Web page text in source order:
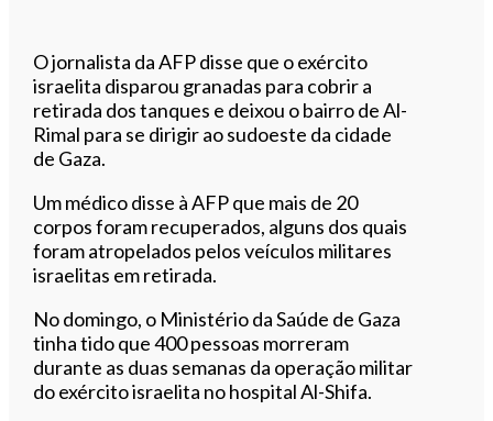
O jornalista da AFP disse que o exército
israelita disparou granadas para cobrir a
retirada dos tanques e deixou o bairro de Al-
Rimal para se dirigir ao sudoeste da cidade
de Gaza.
Um médico disse à AFP que mais de 20
corpos foram recuperados, alguns dos quais
foram atropelados pelos veículos militares
israelitas em retirada.
No domingo, o Ministério da Saúde de Gaza
tinha tido que 400 pessoas morreram
durante as duas semanas da operação militar
do exército israelita no hospital Al-Shifa.